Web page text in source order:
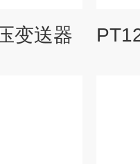
变送器